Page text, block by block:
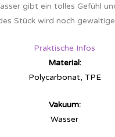
gibt ein tolles Gefühl
Stück wird noch
Praktische Infos
Material:
Polycarbonat, TPE
Vakuum:
Wasser